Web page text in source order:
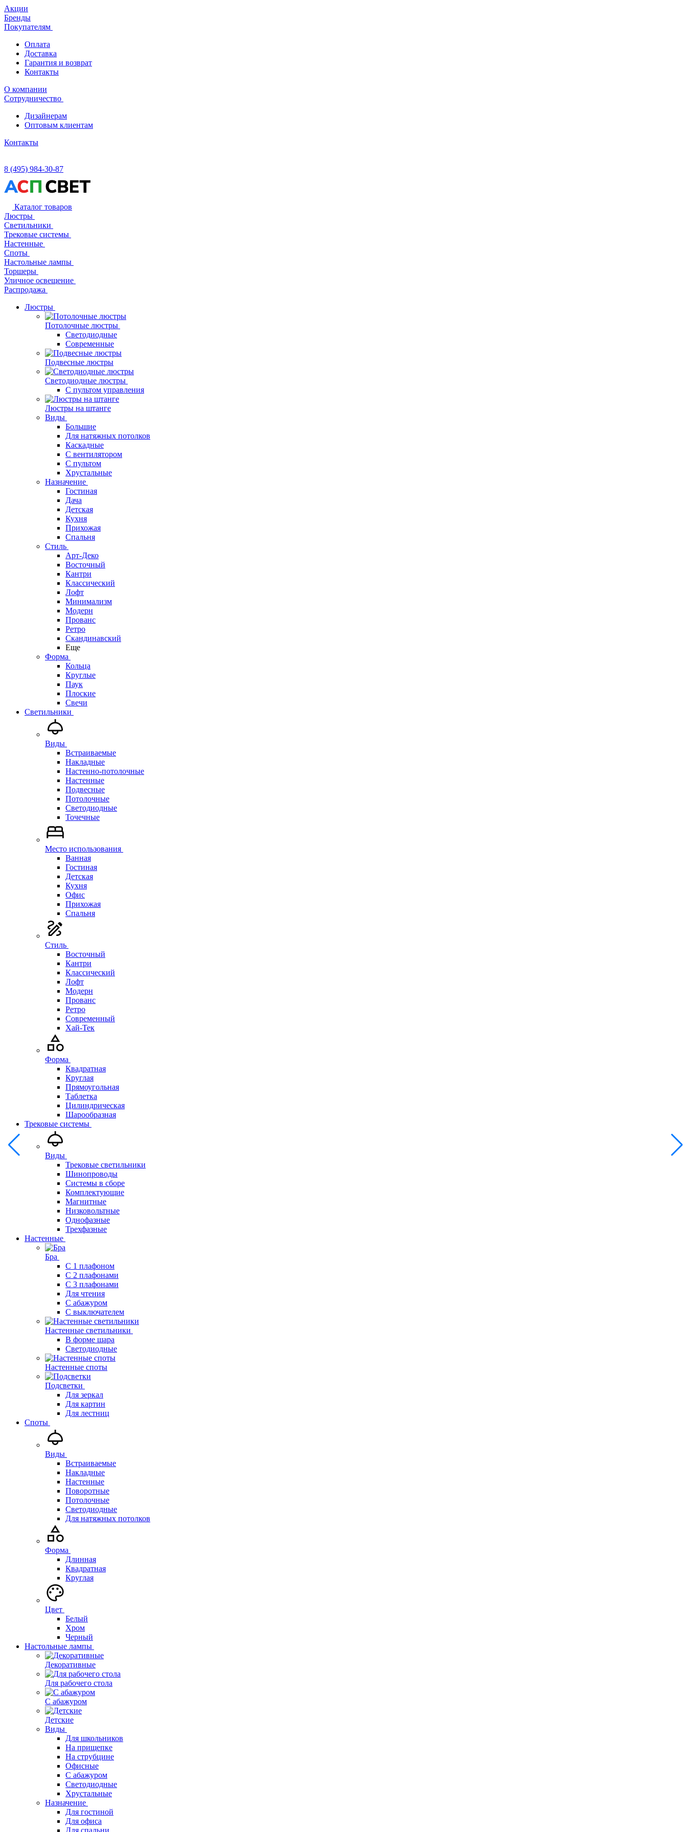
Акции
Бренды
Покупателям
Оплата
Доставка
Гарантия и возврат
Контакты
О компании
Сотрудничество
Дизайнерам
Оптовым клиентам
Контакты
8 (495) 984-30-87
Каталог товаров
Люстры
Светильники
Трековые системы
Настенные
Споты
Настольные лампы
Торшеры
Уличное освещение
Распродажа
Люстры
Потолочные люстры
Светодиодные
Современные
Подвесные люстры
Светодиодные люстры
С пультом управления
Люстры на штанге
Виды
Большие
Для натяжных потолков
Каскадные
С вентилятором
С пультом
Хрустальные
Назначение
Гостиная
Дача
Детская
Кухня
Прихожая
Спальня
Стиль
Арт-Деко
Восточный
Кантри
Классический
Лофт
Минимализм
Модерн
Прованс
Ретро
Скандинавский
Еще
Форма
Кольца
Круглые
Паук
Плоские
Свечи
Светильники
Виды
Встраиваемые
Накладные
Настенно-потолочные
Настенные
Подвесные
Потолочные
Светодиодные
Точечные
Место использования
Ванная
Гостиная
Детская
Кухня
Офис
Прихожая
Спальня
Стиль
Восточный
Кантри
Классический
Лофт
Модерн
Прованс
Ретро
Современный
Хай-Тек
Форма
Квадратная
Круглая
Прямоугольная
Таблетка
Цилиндрическая
Шарообразная
Трековые системы
Виды
Трековые светильники
Шинопроводы
Системы в сборе
Комплектующие
Магнитные
Низковольтные
Однофазные
Трехфазные
Настенные
Бра
С 1 плафоном
С 2 плафонами
С 3 плафонами
Для чтения
С абажуром
С выключателем
Настенные светильники
В форме шара
Светодиодные
Настенные споты
Подсветки
Для зеркал
Для картин
Для лестниц
Споты
Виды
Встраиваемые
Накладные
Настенные
Поворотные
Потолочные
Светодиодные
Для натяжных потолков
Форма
Длинная
Квадратная
Круглая
Цвет
Белый
Хром
Черный
Настольные лампы
Декоративные
Для рабочего стола
С абажуром
Детские
Виды
Для школьников
На прищепке
На струбцине
Офисные
С абажуром
Светодиодные
Хрустальные
Назначение
Для гостиной
Для офиса
Для спальни